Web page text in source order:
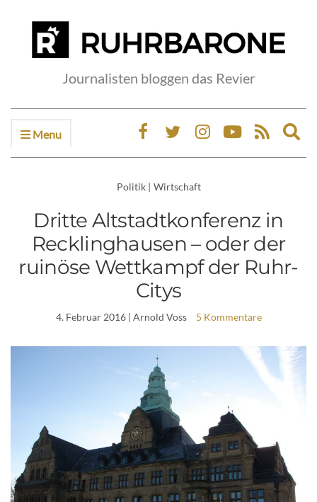
Journalisten bloggen das Revier
Menu
Politik | Wirtschaft
Dritte Altstadtkonferenz in
Recklinghausen – oder der
ruinöse Wettkampf der Ruhr-
Citys
4. Februar 2016| Arnold Voss 5 Kommentare